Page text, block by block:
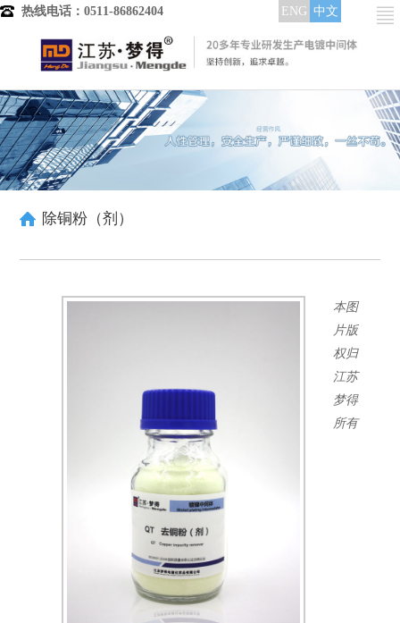
热线电话：0511-86862404 ENG 中文
首页
产品分类
电镀中间体
镀铜中间体
低区走位剂
辅助及走位剂
除铜粉（剂）
本图
片版
权归
江苏
梦得
所有